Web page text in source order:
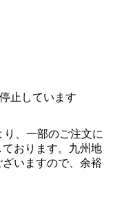
止しています
り、一部のご注文に
おります。九州地
いますので、余裕